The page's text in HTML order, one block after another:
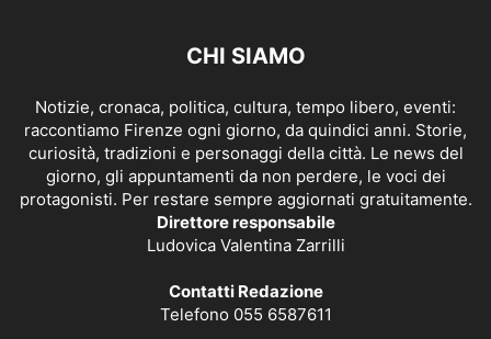
CHI SIAMO
Notizie, cronaca, politica, cultura, tempo libero, eventi:
raccontiamo Firenze ogni giorno, da quindici anni. Storie,
curiosità, tradizioni e personaggi della città. Le news del
giorno, gli appuntamenti da non perdere, le voci dei
protagonisti. Per restare sempre aggiornati gratuitamente.
Direttore responsabile
Ludovica Valentina Zarrilli
Contatti Redazione
Telefono 055 6587611